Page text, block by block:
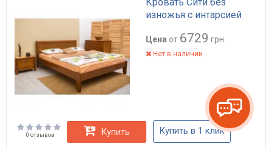
изножья с интарсией
Цена от 6729 грн.
Нет в наличии
0 отзывов Купить Купить в 1 клик